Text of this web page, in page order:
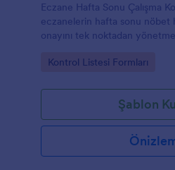
Eczane Hafta Sonu Çalışma
eczanelerin hafta sonu nöbet
onayını tek noktadan
şablonudur.
Go to Category:
Kontrol Listesi Formları
Şablon